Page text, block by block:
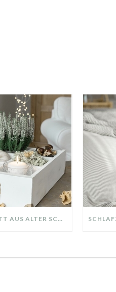
DIY-DEKO-TABLETT AUS ALTER SCHUBLADE – NACHHALTIGE HERBSTDEKO SELBER MACHEN!